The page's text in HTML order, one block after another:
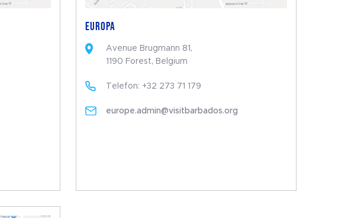
EUROPA
Avenue Brugmann 81,
1190 Forest, Belgium
Telefon: +32 273 71 179
europe.admin@visitbarbados.org